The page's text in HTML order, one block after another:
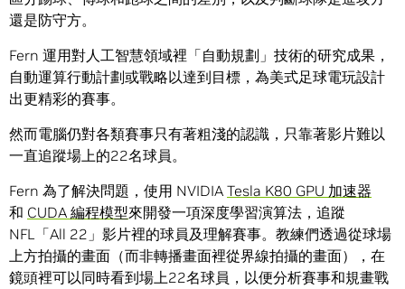
還是防守方。
Fern 運用對人工智慧領域裡「自動規劃」技術的研究成果，
自動運算行動計劃或戰略以達到目標，為美式足球電玩設計
出更精彩的賽事。
然而電腦仍對各類賽事只有著粗淺的認識，只靠著影片難以
一直追蹤場上的22名球員。
Fern 為了解決問題，使用 NVIDIA Tesla K80 GPU 加速器
和 CUDA 編程模型來開發一項深度學習演算法，追蹤
NFL「All 22」影片裡的球員及理解賽事。教練們透過從球場
上方拍攝的畫面（而非轉播畫面裡從界線拍攝的畫面），在
鏡頭裡可以同時看到場上22名球員，以便分析賽事和規畫戰